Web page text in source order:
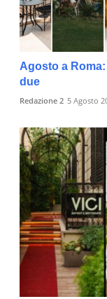
Agosto a
due
Redazione 2 5 Agosto